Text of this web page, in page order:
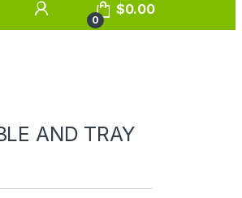
0
$0.00
AND TRAY